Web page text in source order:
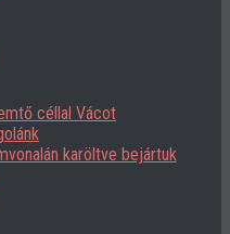
céllal Vácot
karöltve bejártuk